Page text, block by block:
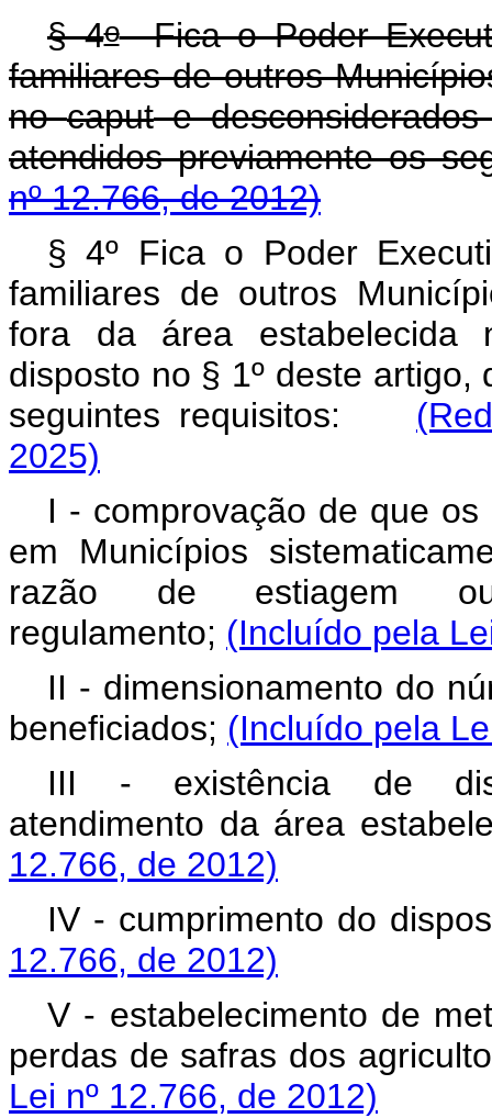
§ 4oFica o Poder
familiares de outros
nocapute
atendidos previamente os
nº 12.766, de 2012)
§ 4º Fica o Poder
familiares de outros
fora da área estabelecida
disposto no § 1º deste
seguintes requisitos:
2025)
I - comprovação de que
em Municípios
razão de estiagem
regulamento; (Incluído pela
II - dimensionamento do
beneficiados; (Incluído pela
III - existência de
atendimento da área
12.766, de 2012)
IV - cumprimento do
12.766, de 2012)
V - estabelecimento de
perdas de safras dos
Lei nº 12.766, de 2012)